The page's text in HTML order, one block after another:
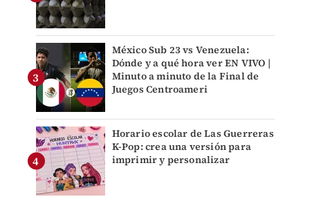
México Sub 23 vs Venezuela:
Dónde y a qué hora ver EN VIVO |
Minuto a minuto de la Final de
Juegos Centroameri
Horario escolar de Las Guerreras
K-Pop: crea una versión para
imprimir y personalizar